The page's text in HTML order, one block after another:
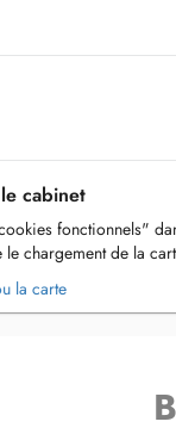
cabinet
fonctionnels"
chargement de la
la carte